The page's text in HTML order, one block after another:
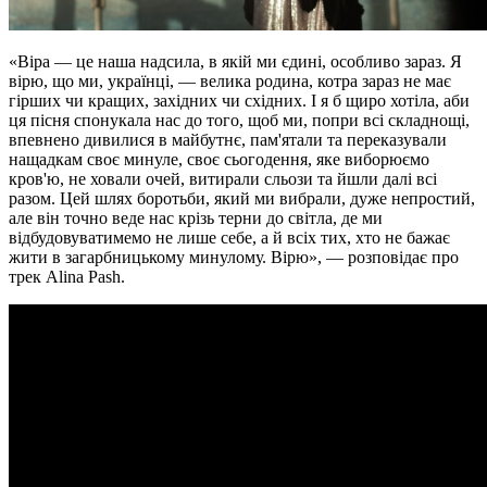
«Віра — це наша надсила, в якій ми єдині, особливо зараз. Я
вірю, що ми, українці, — велика родина, котра зараз не має
гірших чи кращих, західних чи східних. І я б щиро хотіла, аби
ця пісня спонукала нас до того, щоб ми, попри всі складнощі,
впевнено дивилися в майбутнє, пам'ятали та переказували
нащадкам своє минуле, своє сьогодення, яке виборюємо
кров'ю, не ховали очей, витирали сльози та йшли далі всі
разом. Цей шлях боротьби, який ми вибрали, дуже непростий,
але він точно веде нас крізь терни до світла, де ми
відбудовуватимемо не лише себе, а й всіх тих, хто не бажає
жити в загарбницькому минулому. Вірю», — розповідає про
трек Alina Pash.